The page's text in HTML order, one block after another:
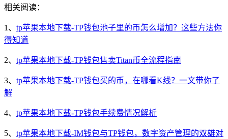
相关阅读：
1、 tp苹果本地下载-TP钱包池子里的币怎么增加？这些方法你
得知道
2、 tp苹果本地下载-TP钱包售卖Titan币全流程指南
3、 tp苹果本地下载-TP钱包买的币，在哪看K线？一文带你了
解
4、 tp苹果本地下载-TP钱包手续费情况解析
5、 tp苹果本地下载-IM钱包与TP钱包，数字资产管理的双雄对